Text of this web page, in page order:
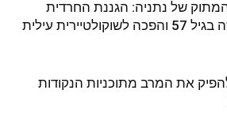
של נתניה: הגננת החרדית
עילית
את המרב מתוכניות הנקודות